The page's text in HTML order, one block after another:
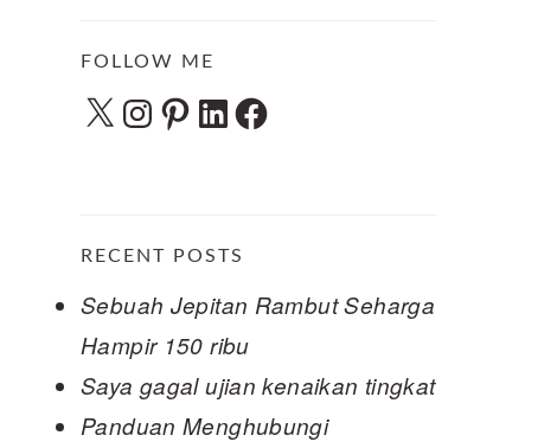
FOLLOW ME
X Instagram
Pinterest
LinkedInFacebook
RECENT POSTS
Sebuah Jepitan Rambut Seharga
Hampir 150 ribu
Saya gagal ujian kenaikan tingkat
Panduan Menghubungi